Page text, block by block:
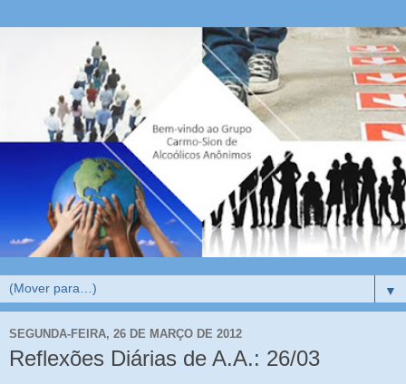
▼
SEGUNDA-FEIRA, 26 DE MARÇO DE 2012
Reflexões Diárias de A.A.: 26/03